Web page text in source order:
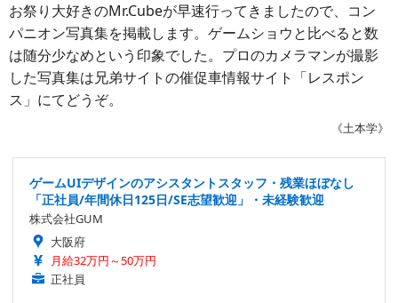
お祭り大好きのMr.Cubeが早速行ってきましたので、コン
パニオン写真集を掲載します。ゲームショウと比べると数
は随分少なめという印象でした。プロのカメラマンが撮影
した写真集は兄弟サイトの催促車情報サイト「レスポン
ス」にてどうぞ。
《土本学》
ゲームUIデザインのアシスタントスタッフ・残業ほぼなし
「正社員/年間休日125日/SE志望歓迎」・未経験歓迎
株式会社GUM
大阪府
月給32万円～50万円
正社員